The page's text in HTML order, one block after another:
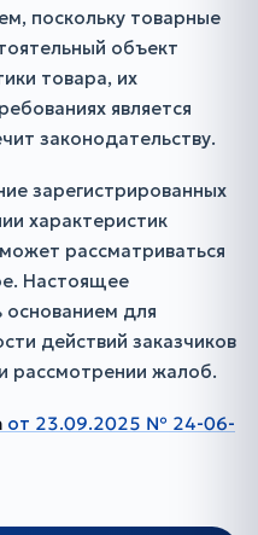
поскольку товарные
объект
товара, их
является
законодательству.
зарегистрированных
характеристик
рассматриваться
Настоящее
основанием для
действий заказчиков
рассмотрении жалоб.
от 23.09.2025 № 24-06-